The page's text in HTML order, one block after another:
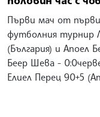
Първи мач от
футболния турнир
(България) и Апоел
Беер Шева -
Елиел Перец 90+5